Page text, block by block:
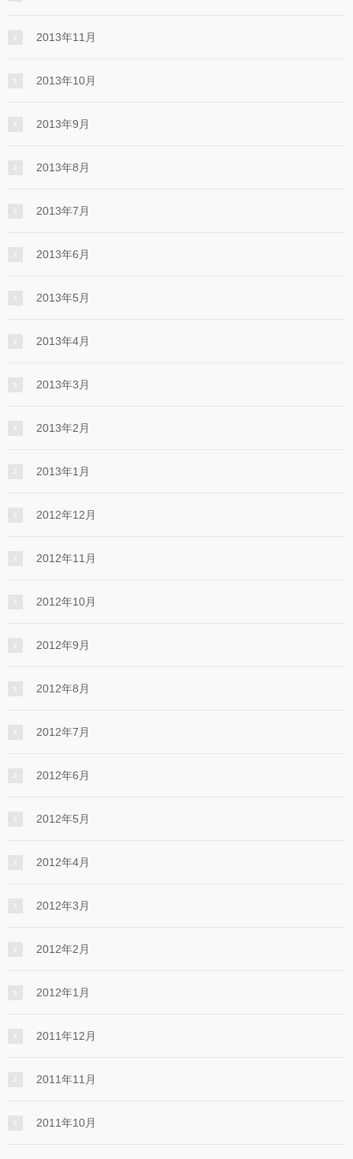
2013年11月
2013年10月
2013年9月
2013年8月
2013年7月
2013年6月
2013年5月
2013年4月
2013年3月
2013年2月
2013年1月
2012年12月
2012年11月
2012年10月
2012年9月
2012年8月
2012年7月
2012年6月
2012年5月
2012年4月
2012年3月
2012年2月
2012年1月
2011年12月
2011年11月
2011年10月